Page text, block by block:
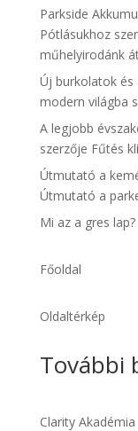
Parkside
Pótlásukhoz
műhelyirodánk
Új burkolatok és
modern világba
A legjobb
szerzője Fűtés
Útmutató a
Útmutató a
Mi az a gres lap?
Főoldal
Oldaltérkép
További
Clarity Akadémia